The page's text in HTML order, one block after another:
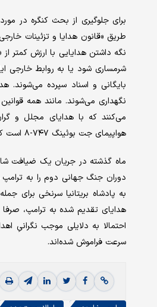
برای جلوگیری از بحث کنگره در
نگه داشتن هدایایی با ارزش کمتر
شرمساری شود یا به روابط خارجی
بایگانی و اسناد سپرده می‌شوند.
نگهداری می‌شوند. مانند همه قوانین
می‌کنند که با هدایای مجلل و
هواپیمای جت بوئینگ ۷۴۷-۸ است که توسط خانواده سلطنتی قطر برای استفاده به عنوان هواپیمای «ایر فورس وان» اهدا شده است.
دوران جنگ جهانی دوم را به ترامپ
به پادشاه بریتانیا سرنخی برای
هدایای تقدیم شده به ترامپ،
احتمالا به دلایلی موجب نگرانیِ
سرعت فراموش شده‌اند.